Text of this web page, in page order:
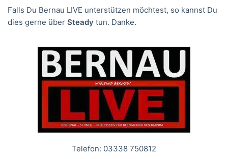
Falls Du Bernau LIVE unterstützen möchtest, so kannst Du
dies gerne über Steady tun. Danke.
Telefon: 03338 750812